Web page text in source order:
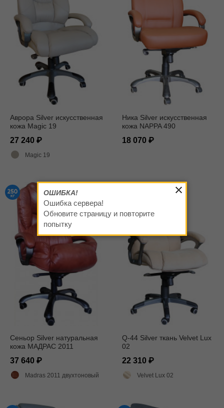
Аврора Silver искусственная
кожа Magic 19
27 240
Magic 19
Ника Silver искусственная
кожа NAPPA 490
18 070
Сеньор Silver натуральная
кожа МАДРАС 2011
37 640
Madras 2011 двухтоновый глянец
Q-44 Silver ткань Velvet Lux
02
22 310
Velvet Lux 02
ОШИБКА!
Ошибка сервера!
Обновите страницу и повторите
попытку